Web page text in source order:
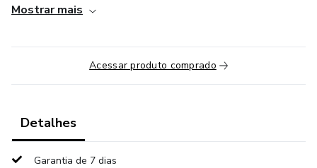
proponentes, patrocinadores e gestores culturais ou
É uma iniciativa da Certificadora Social, em parceria com a
ABCR – Associação Brasileira de Captadores de Recursos.
📌 Pré-requisitos
Para obter o certificado, o candidato deve comprovar 1)
Mostrar mais
Acessar produto comprado
Detalhes
Garantia de 7 dias